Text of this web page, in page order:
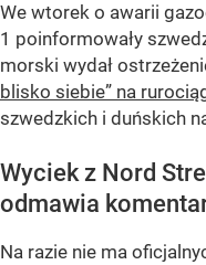
We wtorek o awarii
1 poinformowały
morski wydał
blisko siebie” na
szwedzkich i duńskich
Wyciek z Nord
odmawia
Na razie nie ma